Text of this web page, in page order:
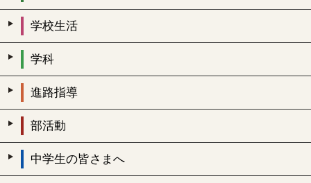
学校生活
学科
進路指導
部活動
中学生の皆さまへ